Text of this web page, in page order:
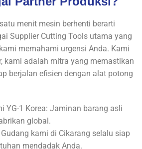
menit mesin berhenti berarti
Supplier Cutting Tools utama yang
memahami urgensi Anda. Kami
kami adalah mitra yang memastikan
berjalan efisien dengan alat potong
YG-1 Korea: Jaminan barang asli
global.
kami di Cikarang selalu siap
mendadak Anda.